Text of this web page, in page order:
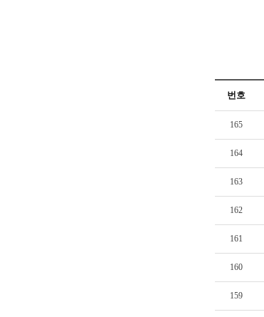
번호
165
164
163
162
161
160
159